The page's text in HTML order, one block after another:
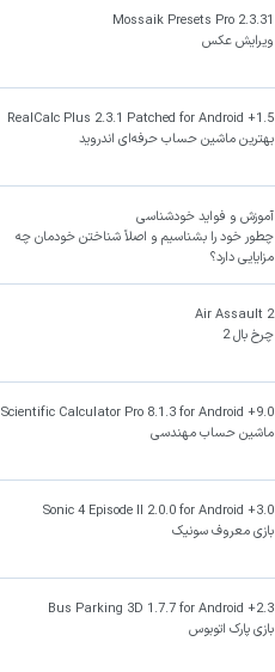
Mossaik Presets Pro 2.3.31
ویرایش عکس
RealCalc Plus 2.3.1 Patched for Android +1.5
بهترین ماشین حساب حرفه‌ای اندروید
آموزش و فواید خودشناسی
چطور خود را بشناسیم و اصلاً شناختن خودمان چه
مزایایی دارد؟
Air Assault 2
چرخ بال 2
Scientific Calculator Pro 8.1.3 for Android +9.0
ماشین حساب مهندسی
Sonic 4 Episode II 2.0.0 for Android +3.0
بازی معروف سونیک
Bus Parking 3D 1.7.7 for Android +2.3
بازی پارک اتوبوس